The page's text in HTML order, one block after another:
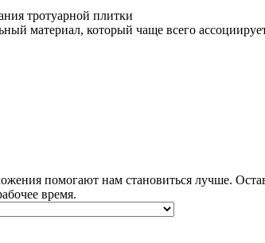
тротуарной плитки
материал, который чаще всего
помогают нам становиться лучше.
время.